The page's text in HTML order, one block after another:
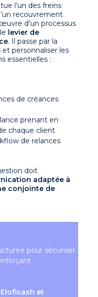
l’un des freins
recouvrement
d’un processus
levier de
. Il passe par la
personnaliser les
essentielles :
de créances
prenant en
chaque client
de relances
doit
adaptée à
conjointe de
pour sécuriser
et